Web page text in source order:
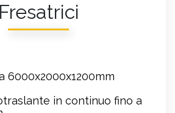
Fresatrici
6000x2000x1200mm
in continuo fino a